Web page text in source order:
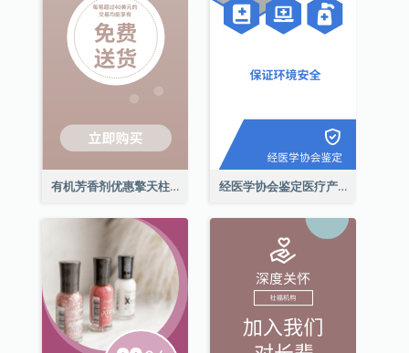
有机芳香剂优惠擎天柱广告 经医学协会鉴定医疗产品擎天柱广告